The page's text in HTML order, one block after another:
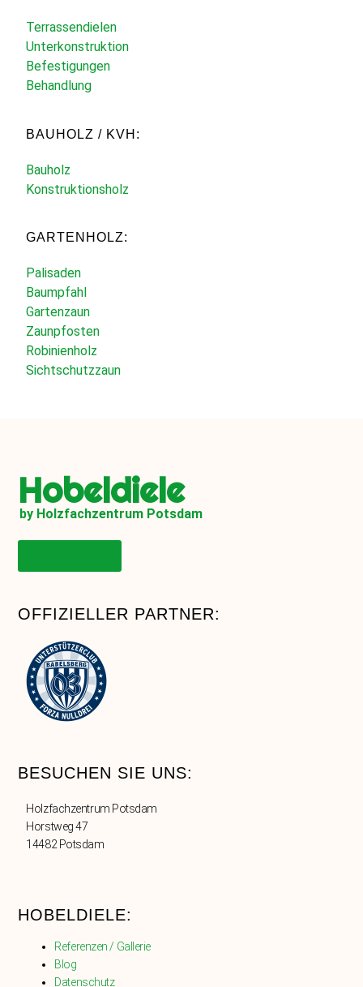
Terrassendielen
Unterkonstruktion
Befestigungen
Behandlung
BAUHOLZ / KVH:
Bauholz
Konstruktionsholz
GARTENHOLZ:
Palisaden
Baumpfahl
Gartenzaun
Zaunpfosten
Robinienholz
Sichtschutzzaun
Hobeldiele
by Holzfachzentrum Potsdam
OFFIZIELLER PARTNER:
BESUCHEN SIE UNS:
Holzfachzentrum Potsdam
Horstweg 47
14482 Potsdam
HOBELDIELE:
Referenzen / Gallerie
Blog
Datenschutz